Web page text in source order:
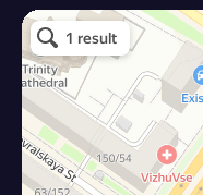
Джокер авто
Займ под залог авто в
Микрофинансовая